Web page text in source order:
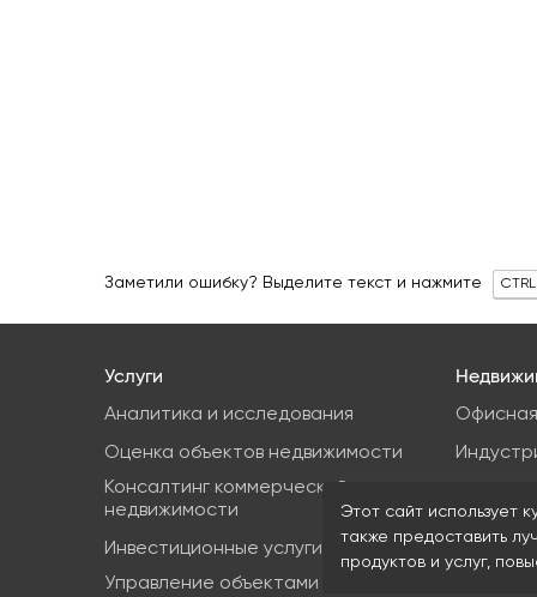
Заметили ошибку? Выделите текст и нажмите CTRL
Услуги
Аналитика и исследования
Оценка объектов недвижимости
Консалтинг коммерческой
недвижимости
Инвестиционные услуги
Управление объектами
Этот сайт использует
также предоставить
продуктов и услуг,